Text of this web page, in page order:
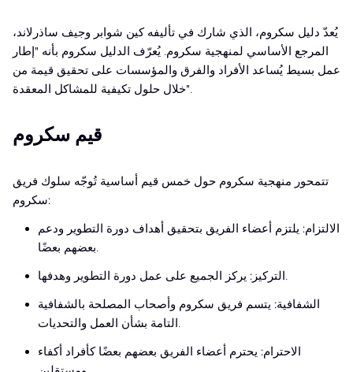
يُعدّ دليل سكروم، الذي شارك في تأليفه كين شوابر وجيف ساذرلاند،
المرجع الأساسي لمنهجية سكروم. يُعرّف الدليل سكروم بأنه "إطار
عمل بسيط يُساعد الأفراد والفرق والمؤسسات على تحقيق قيمة من
خلال حلول تكيفية للمشاكل المعقدة".
قيم سكروم
تتمحور منهجية سكروم حول خمس قيم أساسية تُوجّه سلوك فريق
سكروم:
الالتزام: يلتزم أعضاء الفريق بتحقيق أهداف دورة التطوير ودعم
بعضهم بعضًا.
التركيز: يركز الجميع على عمل دورة التطوير وهدفها.
الشفافية: يتسم فريق سكروم وأصحاب المصلحة بالشفافية
التامة بشأن العمل والتحديات.
الاحترام: يحترم أعضاء الفريق بعضهم بعضًا كأفراد أكفاء